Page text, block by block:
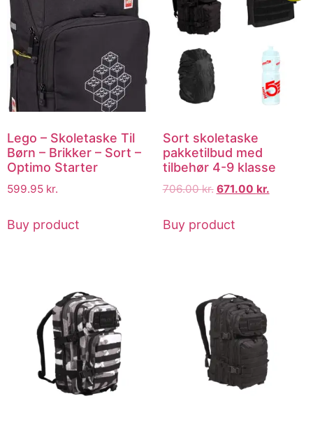
Lego – Skoletaske Til
Børn – Brikker – Sort –
Optimo Starter
599.95 kr.
Buy product
Sort skoletaske
pakketilbud med
tilbehør 4-9 klasse
706.00kr. 671.00 kr.
Buy product